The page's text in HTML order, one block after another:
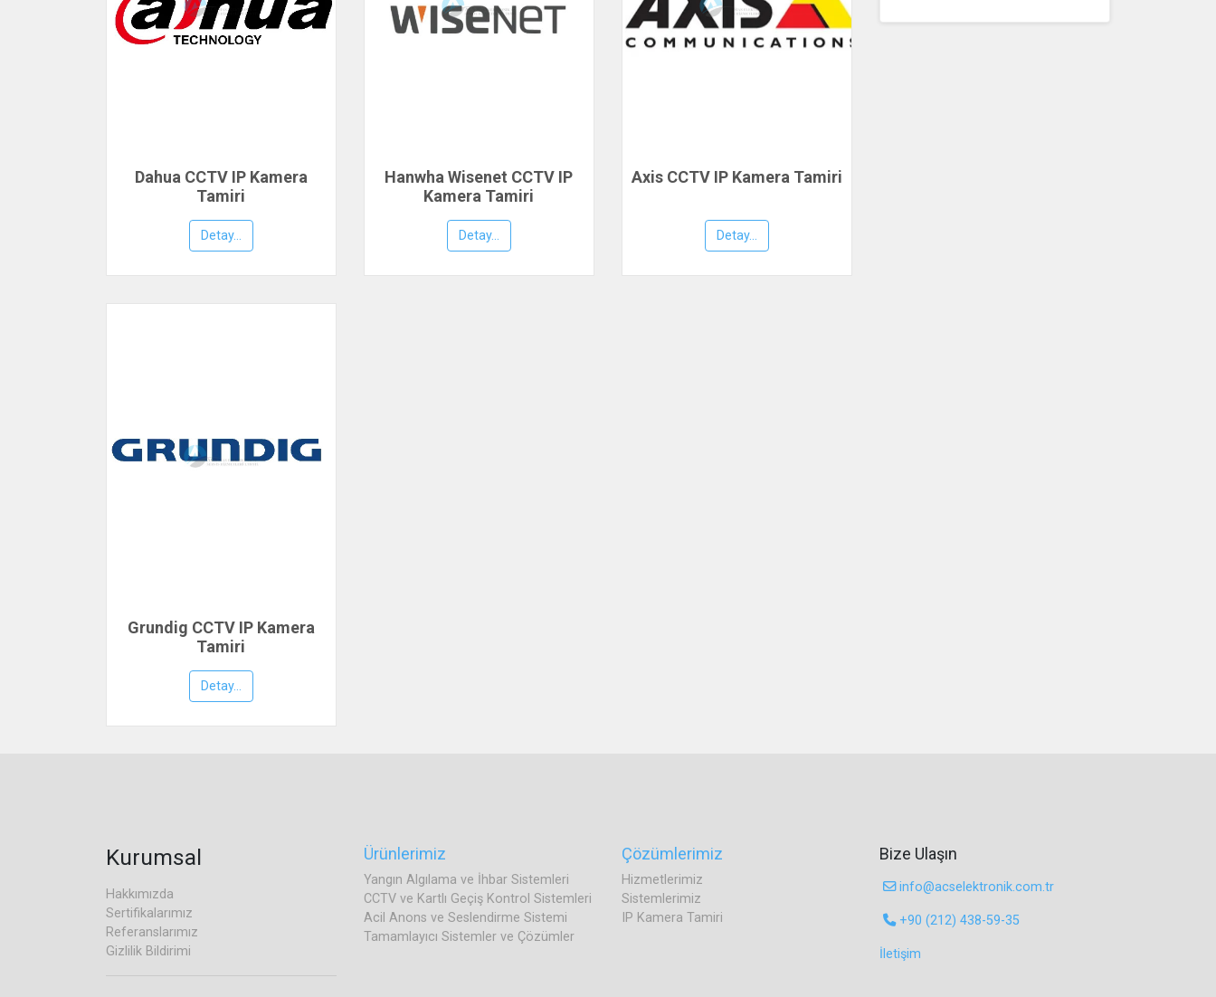
Dahua CCTV IP Kamera
Tamiri
Detay...
Hanwha Wisenet CCTV IP
Kamera Tamiri
Detay...
Axis CCTV IP Kamera Tamiri
Detay...
Grundig CCTV IP Kamera
Tamiri
Detay...
Kurumsal
Hakkımızda
Sertifikalarımız
Referanslarımız
Gizlilik Bildirimi
Ürünlerimiz
Yangın Algılama ve İhbar Sistemleri
CCTV ve Kartlı Geçiş Kontrol Sistemleri
Acil Anons ve Seslendirme Sistemi
Tamamlayıcı Sistemler ve Çözümler
Çözümlerimiz
Hizmetlerimiz
Sistemlerimiz
IP Kamera Tamiri
Bize Ulaşın
info@acselektronik.com.tr
+90 (212) 438-59-35
İletişim